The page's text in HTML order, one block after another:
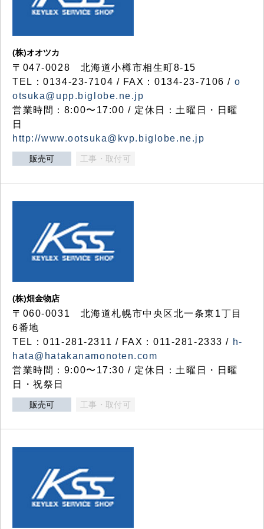
(株)オオツカ
〒047-0028 北海道小樽市相生町8-15
TEL：0134-23-7104 / FAX：0134-23-7106 / o
otsuka@upp.biglobe.ne.jp
営業時間：8:00〜17:00 / 定休日：土曜日・日曜
日
http://www.ootsuka@kvp.biglobe.ne.jp
販売可 工事・取付可
(株)畑金物店
〒060-0031 北海道札幌市中央区北一条東1丁目
6番地
TEL：011-281-2311 / FAX：011-281-2333 / h-
hata@hatakanamonoten.com
営業時間：9:00〜17:30 / 定休日：土曜日・日曜
日・祝祭日
販売可 工事・取付可